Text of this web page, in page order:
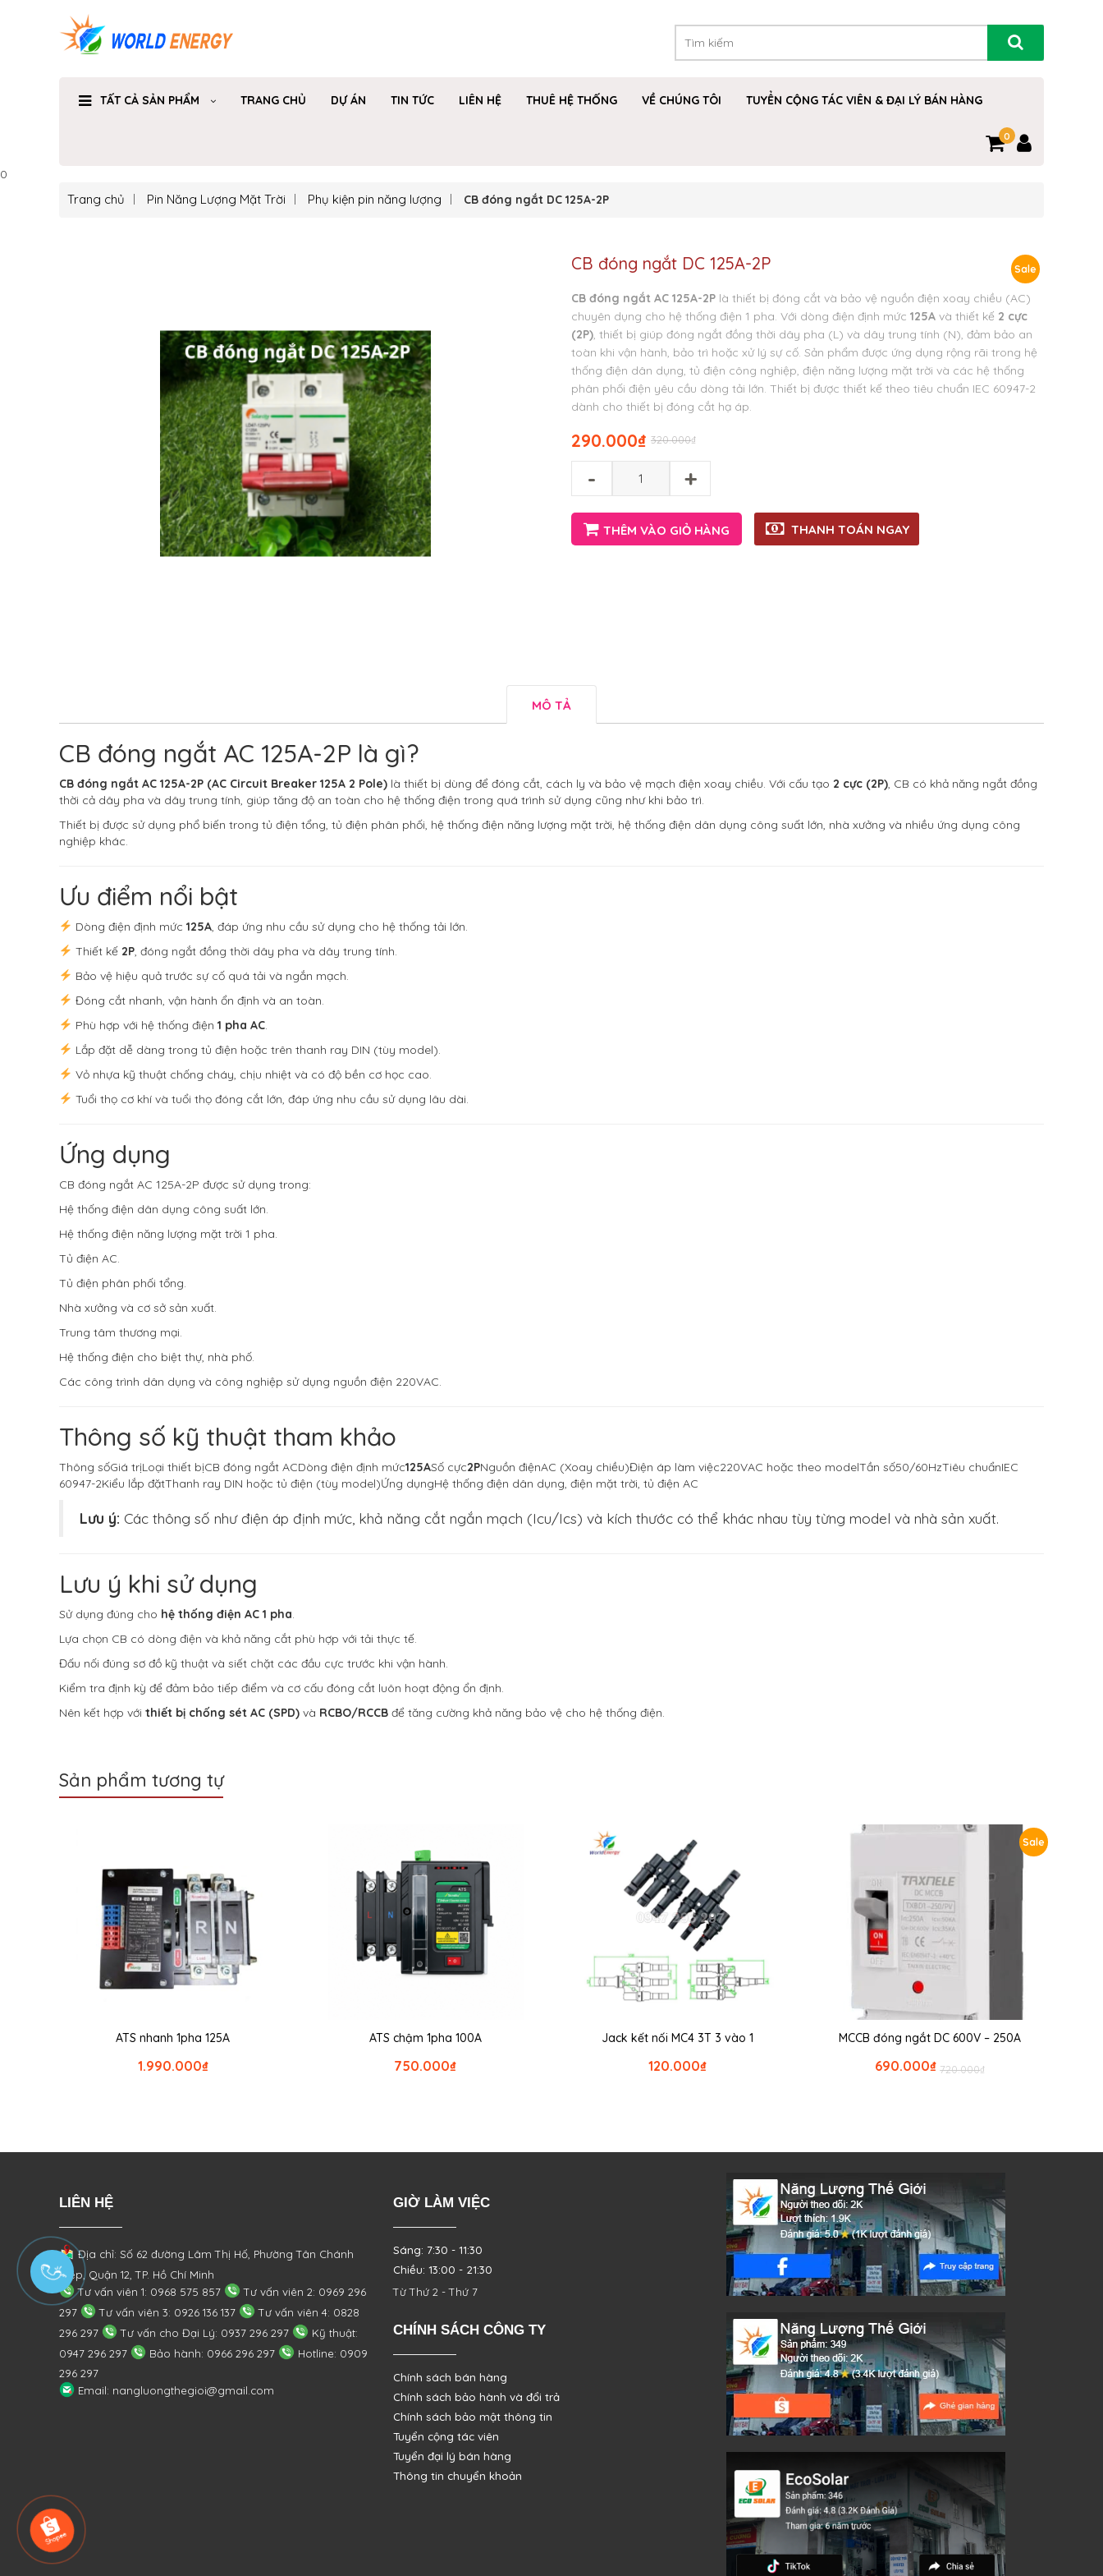
TẤT CẢ SẢN PHẨM TRANG CHỦ DỰ ÁN TIN TỨC LIÊN HỆ THUÊ HỆ THỐNG VỀ CHÚNG TÔI TUYỂN CỘNG TÁC VIÊN & ĐẠI LÝ BÁN HÀNG
0
0
Trang chủ Pin Năng Lượng Mặt Trời Phụ kiện pin năng lượng CB đóng ngắt DC 125A-2P
Sale
CB đóng ngắt DC 125A-2P
CB đóng ngắt AC 125A-2P là thiết bị đóng cắt và bảo vệ nguồn điện xoay chiều (AC)
chuyên dụng cho hệ thống điện 1 pha. Với dòng điện định mức 125A và thiết kế 2 cực
(2P), thiết bị giúp đóng ngắt đồng thời dây pha (L) và dây trung tính (N), đảm bảo an
toàn khi vận hành, bảo trì hoặc xử lý sự cố. Sản phẩm được ứng dụng rộng rãi trong hệ
thống điện dân dụng, tủ điện công nghiệp, điện năng lượng mặt trời và các hệ thống
phân phối điện yêu cầu dòng tải lớn. Thiết bị được thiết kế theo tiêu chuẩn IEC 60947-2
dành cho thiết bị đóng cắt hạ áp.
₫
320.000
₫
290.000
- +
THÊM VÀO GIỎ HÀNG THANH TOÁN NGAY
MÔ TẢ
CB đóng ngắt AC 125A-2P là gì?
CB đóng ngắt AC 125A-2P (AC Circuit Breaker 125A 2 Pole) là thiết bị dùng để đóng cắt, cách ly và bảo vệ mạch điện xoay chiều. Với cấu tạo 2 cực (2P), CB có khả năng ngắt đồng
thời cả dây pha và dây trung tính, giúp tăng độ an toàn cho hệ thống điện trong quá trình sử dụng cũng như khi bảo trì.
Thiết bị được sử dụng phổ biến trong tủ điện tổng, tủ điện phân phối, hệ thống điện năng lượng mặt trời, hệ thống điện dân dụng công suất lớn, nhà xưởng và nhiều ứng dụng công
nghiệp khác.
Ưu điểm nổi bật
Dòng điện định mức 125A, đáp ứng nhu cầu sử dụng cho hệ thống tải lớn.
Thiết kế 2P, đóng ngắt đồng thời dây pha và dây trung tính.
Bảo vệ hiệu quả trước sự cố quá tải và ngắn mạch.
Đóng cắt nhanh, vận hành ổn định và an toàn.
Phù hợp với hệ thống điện 1 pha AC.
Lắp đặt dễ dàng trong tủ điện hoặc trên thanh ray DIN (tùy model).
Vỏ nhựa kỹ thuật chống cháy, chịu nhiệt và có độ bền cơ học cao.
Tuổi thọ cơ khí và tuổi thọ đóng cắt lớn, đáp ứng nhu cầu sử dụng lâu dài.
Ứng dụng
CB đóng ngắt AC 125A-2P được sử dụng trong:
Hệ thống điện dân dụng công suất lớn.
Hệ thống điện năng lượng mặt trời 1 pha.
Tủ điện AC.
Tủ điện phân phối tổng.
Nhà xưởng và cơ sở sản xuất.
Trung tâm thương mại.
Hệ thống điện cho biệt thự, nhà phố.
Các công trình dân dụng và công nghiệp sử dụng nguồn điện 220VAC.
Thông số kỹ thuật tham khảo
Thông sốGiá trịLoại thiết bịCB đóng ngắt ACDòng điện định mức125ASố cực2PNguồn điệnAC (Xoay chiều)Điện áp làm việc220VAC hoặc theo modelTần số50/60HzTiêu chuẩnIEC
60947-2Kiểu lắp đặtThanh ray DIN hoặc tủ điện (tùy model)Ứng dụngHệ thống điện dân dụng, điện mặt trời, tủ điện AC
Lưu ý: Các thông số như điện áp định mức, khả năng cắt ngắn mạch (Icu/Ics) và kích thước có thể khác nhau tùy từng model và nhà sản xuất.
Lưu ý khi sử dụng
Sử dụng đúng cho hệ thống điện AC 1 pha.
Lựa chọn CB có dòng điện và khả năng cắt phù hợp với tải thực tế.
Đấu nối đúng sơ đồ kỹ thuật và siết chặt các đầu cực trước khi vận hành.
Kiểm tra định kỳ để đảm bảo tiếp điểm và cơ cấu đóng cắt luôn hoạt động ổn định.
Nên kết hợp với thiết bị chống sét AC (SPD) và RCBO/RCCB để tăng cường khả năng bảo vệ cho hệ thống điện.
Sản phẩm tương tự
ATS nhanh 1pha 125A
₫
1.990.000
ATS chậm 1pha 100A
₫
750.000
Jack kết nối MC4 3T 3 vào 1
₫
120.000
Sale
MCCB đóng ngắt DC 600V – 250A
₫
720.000
₫
690.000
LIÊN HỆ
Địa chỉ: Số 62 đường Lâm Thị Hố, PhườngTân Chánh
Hiệp, Quận 12, TP. Hồ Chí Minh
Tư vấn viên 1: 0968 575 857
Tư vấn viên 2: 0969 296
297
Tư vấn viên 3: 0926 136 137
Tư vấn viên 4: 0828
296 297
Tư vấn cho Đại Lý: 0937 296 297
Kỹ thuật:
0947 296 297
Bảo hành: 0966 296 297
Hotline: 0909
296 297
Email: nangluongthegioi@gmail.com
GIỜ LÀM VIỆC
Sáng: 7:30 - 11:30
Chiều: 13:00 - 21:30
Từ Thứ 2 - Thứ 7
CHÍNH SÁCH CÔNG TY
Chính sách bán hàng
Chính sách bảo hành và đổi trả
Chính sách bảo mật thông tin
Tuyển cộng tác viên
Tuyển đại lý bán hàng
Thông tin chuyển khoản